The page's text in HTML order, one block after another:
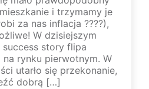
i trzymamy je
za nas inflacja ????),
W dzisiejszym
story flipa
na rynku pierwotnym. W
utarło się przekonanie,
dobrą […]